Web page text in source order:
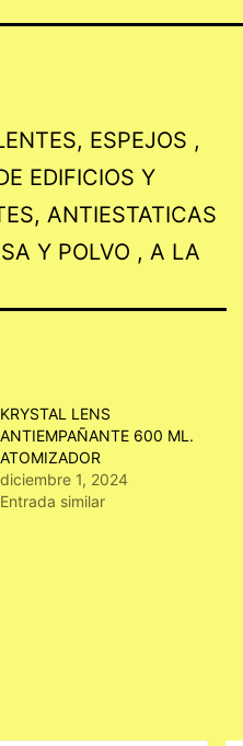
ESPEJOS ,
EDIFICIOS Y
ANTIESTATICAS
Y POLVO , A LA
KRYSTAL LENS
ANTIEMPAÑANTE 600 ML.
ATOMIZADOR
diciembre 1, 2024
Entrada similar